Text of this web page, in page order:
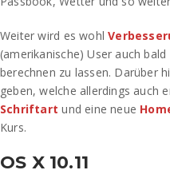
Weiter wird es wohl
(amerikanische) User auch
berechnen zu lassen. Darüber
geben, welche allerdings auch
Schriftart und eine neue
Kurs.
OS X 10.11